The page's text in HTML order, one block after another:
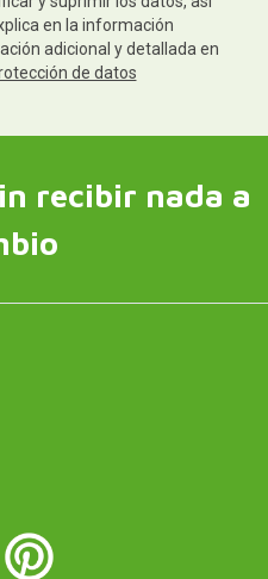
en la información
adicional y detallada en
de datos
recibir nada a